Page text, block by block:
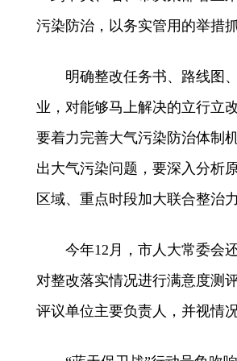
污染防治，以务实管用的举措
明确整改任务书、路线图、
业，对能够马上解决的立行立
要着力完善大气污染防治体制
出大气污染问题，要深入分析
区域、重点时段加大联合整治
今年12月，市人大常委会还
对整改落实情况进行满意度测
评议单位主要负责人，并视情